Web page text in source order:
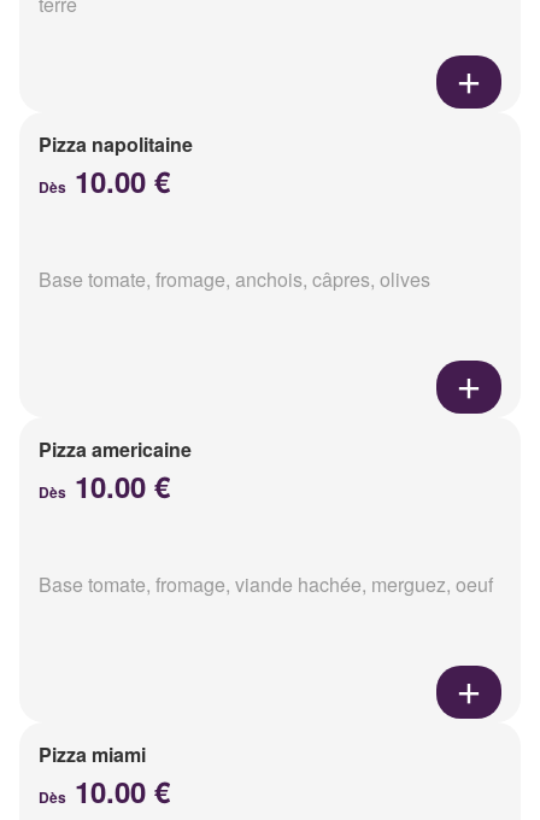
Pizza napolitaine
Dès 10.00 €
Base tomate, fromage, anchois, câpres, olives
Pizza americaine
Dès 10.00 €
Base tomate, fromage, viande hachée, merguez, oeuf
Pizza miami
Dès 10.00 €